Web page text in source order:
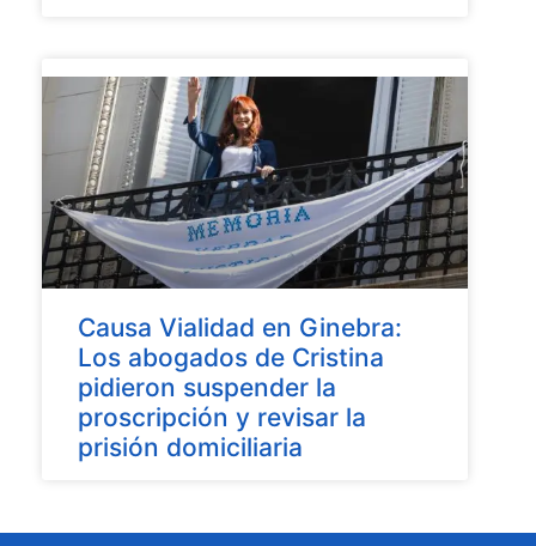
Causa Vialidad en Ginebra:
Los abogados de Cristina
pidieron suspender la
proscripción y revisar la
prisión domiciliaria